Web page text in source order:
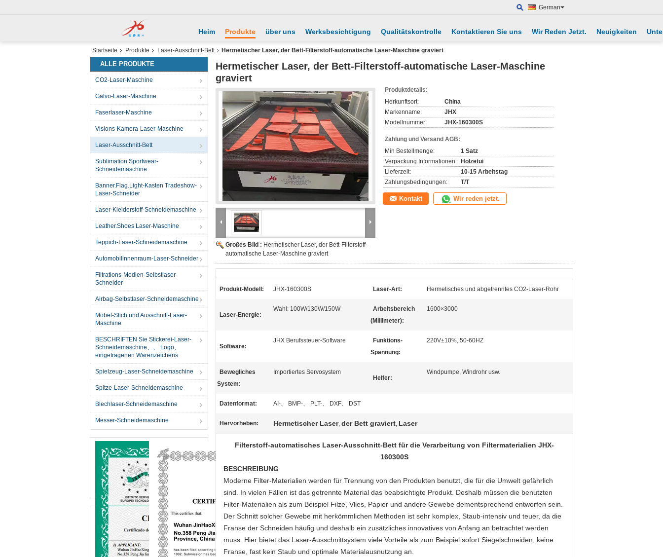
German
Heim Produkte über uns Werksbesichtigung Qualitätskontrolle Kontaktieren Sie uns Wir Reden Jetzt. Neuigkeiten
Startseite Produkte Laser-Ausschnitt-Bett Hermetischer Laser, der Bett-Filterstoff-automatische Laser-Maschine graviert
ALLE PRODUKTE
CO2-Laser-Maschine
Galvo-Laser-Maschine
Faserlaser-Maschine
Visions-Kamera-Laser-Maschine
Laser-Ausschnitt-Bett
Sublimation Sportwear-
Schneidemaschine
Banner.Flag.Light-Kasten Tradeshow-
Laser-Schneider
Laser-Kleiderstoff-Schneidemaschine
Leather.Shoes Laser-Maschine
Teppich-Laser-Schneidemaschine
Automobilinnenraum-Laser-Schneider
Filtrations-Medien-Selbstlaser-
Schneider
Airbag-Selbstlaser-Schneidemaschine
Möbel-Stich und Ausschnitt-Laser-
Maschine
BESCHRIFTEN Sie Stickerei-Laser-
Schneidemaschine、、 Logo、
eingetragenen Warenzeichens
Spielzeug-Laser-Schneidemaschine
Spitze-Laser-Schneidemaschine
Blechlaser-Schneidemaschine
Messer-Schneidemaschine
Hermetischer Laser, der Bett-Filterstoff-automatische Laser-Maschine
graviert
Großes Bild : Hermetischer Laser, der Bett-Filterstoff-
automatische Laser-Maschine graviert
Produktdetails:
Herkunftsort:
China
Markenname:
JHX
Modellnummer:
JHX-160300S
Zahlung und Versand AGB:
Min Bestellmenge:
1 Satz
Verpackung Informationen:
Holzetui
Lieferzeit:
10-15 Arbeitstag
Zahlungsbedingungen:
T/T
Kontakt Wir reden jetzt.
Produkt-Modell: JHX-160300S Laser-Art: Hermetisches und abgetrenntes CO2-Laser-Rohr
Laser-Energie:
Wahl: 100W/130W/150W
Arbeitsbereich
(Millimeter):
1600×3000
Software:
JHX Berufssteuer-Software
Funktions-
Spannung:
220V±10%, 50-60HZ
Bewegliches
System:
Importiertes Servosystem
Helfer:
Windpumpe, Windrohr usw.
Datenformat: AI-、 BMP-、 PLT-、 DXF、 DST
Hervorheben: Hermetischer Laser, der Bett graviert, Laser
Filterstoff-automatisches Laser-Ausschnitt-Bett für die Verarbeitung von Filtermaterialien JHX-
160300S
BESCHREIBUNG
Moderne Filter-Materialien werden für Trennung von den Produkten benutzt, die für die Umwelt gefährlich
sind. In vielen Fällen ist das getrennte Material das beabsichtigte Produkt. Deshalb müssen die benutzten
Filter-Materialien als zum Beispiel Filze, Vlies, Papier und andere Gewebe dementsprechend entworfen sein.
Der Schnitt solcher Gewebe mit herkömmlichen Methoden ist sehr komplex, Staub-intensiv und teuer, da die
Franse der Schneiden häufig und deshalb ein zusätzliches innovatives von Anfang an betrachtet werden
muss. Hier bietet das Laser-Ausschnittsystem viele Vorteile als zum Beispiel sofort Siegelschneiden, keine
Franse, fast kein Staub und optimale Materialausnutzung an.